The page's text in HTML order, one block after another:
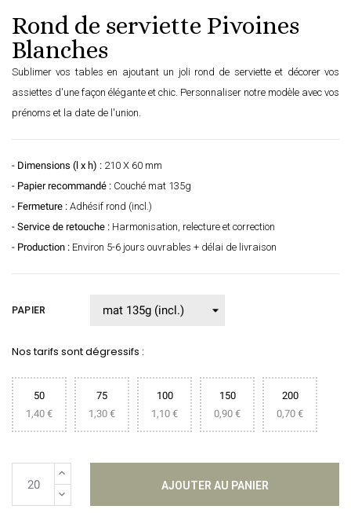
Rond de serviette Pivoines
Blanches
Sublimer vos tables en ajoutant un joli rond de serviette et décorer vos
assiettes d'une façon élégante et chic. Personnaliser notre modèle avec vos
prénoms et la date de l'union.
- Dimensions (l x h) : 210 X 60 mm
- Papier recommandé : Couché mat 135g
- Fermeture : Adhésif rond (incl.)
- Service de retouche : Harmonisation, relecture et correction
- Production : Environ 5-6 jours ouvrables + délai de livraison
PAPIER
Nos tarifs sont dégressifs :
50
1,40 €
75
1,30 €
100
1,10 €
150
0,90 €
200
0,70 €
AJOUTER AU PANIER